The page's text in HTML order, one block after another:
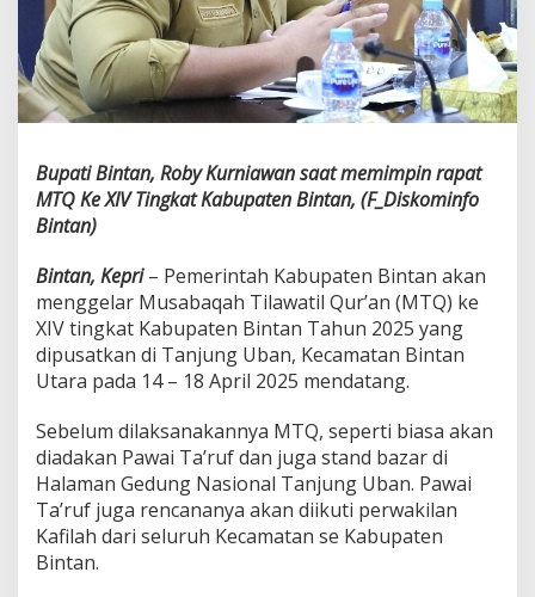
a
k
s
a
n
a
n
M
T
e
X
I
V
T
i
g
k
a
t
K
a
Bupati Bintan, Roby Kurniawan saat memimpin rapat
MTQ Ke XIV Tingkat Kabupaten Bintan, (F_Diskominfo
Bintan)
Bintan, Kepri – Pemerintah Kabupaten Bintan akan
menggelar Musabaqah Tilawatil Qur’an (MTQ) ke
XIV tingkat Kabupaten Bintan Tahun 2025 yang
dipusatkan di Tanjung Uban, Kecamatan Bintan
Utara pada 14 – 18 April 2025 mendatang.
Sebelum dilaksanakannya MTQ, seperti biasa akan
diadakan Pawai Ta’ruf dan juga stand bazar di
Halaman Gedung Nasional Tanjung Uban. Pawai
Ta’ruf juga rencananya akan diikuti perwakilan
Kafilah dari seluruh Kecamatan se Kabupaten
Bintan.